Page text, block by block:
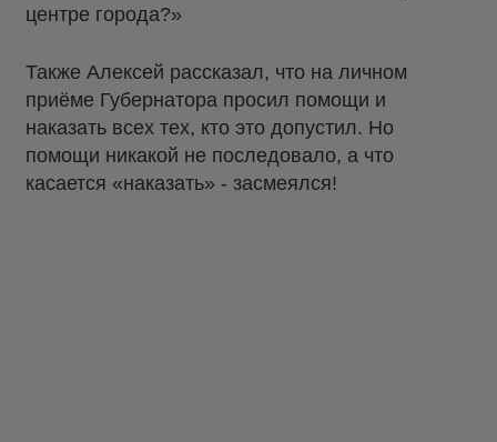
центре города?»
Также Алексей рассказал, что на личном
приёме Губернатора просил помощи и
наказать всех тех, кто это допустил. Но
помощи никакой не последовало, а что
касается «наказать» - засмеялся!